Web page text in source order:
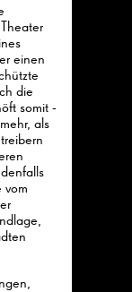
einen
die
somit -
als
vom